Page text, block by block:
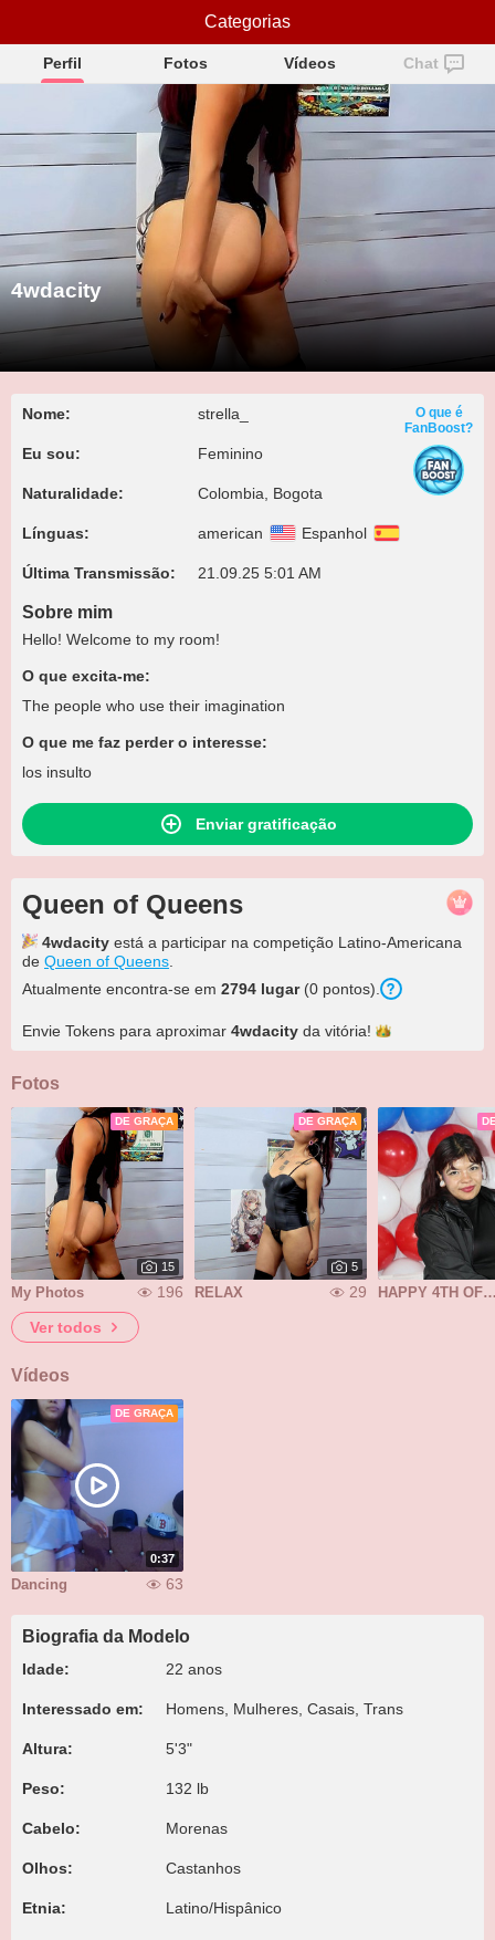
4wdacity
Perfil Fotos Vídeos Chat
4wdacity
Nome: strella_
Eu sou: Feminino
Naturalidade: Colombia, Bogota
Línguas: american Espanhol
Última Transmissão: 21.09.25 5:01 AM
O que é
FanBoost?
Sobre mim
Hello! Welcome to my room!
O que excita-me:
The people who use their imagination
O que me faz perder o interesse:
los insulto
Enviar gratificação
Queen of Queens
4wdacity está a participar na competição Latino-Americana
de Queen of Queens
Atualmente encontra-se em 2794 lugar(0 pontos).
Envie Tokens para aproximar 4wdacity da vitória!
Fotos
DE GRAÇA
15
My Photos 196
DE GRAÇA
5
RELAX 29 HAPPY 4TH OF
Ver todos
Vídeos
DE GRAÇA
0:37
Dancing 63
Biografia da Modelo
Idade: 22 anos
Interessado em: Homens, Mulheres, Casais, Trans
Altura: 5'3"
Peso: 132 lb
Cabelo: Morenas
Olhos: Castanhos
Etnia: Latino/Hispânico
Categorias